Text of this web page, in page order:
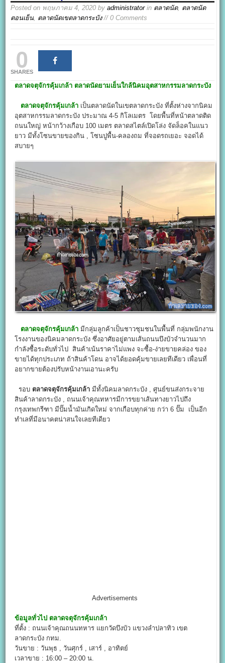
Posted on พฤษภาคม 4, 2020 byadministratorin ตลาดนัด, ตลาดนัด
ตอนเย็น, ตลาดนัดเขตลาดกระบัง// 0 Comments
0
SHARES
ตลาดจตุจักรคุ้มเกล้า ตลาดนัดยามเย็นใกล้นิคมอุตสาหกรรมลาดกระบัง
ตลาดจตุจักรคุ้มเกล้า เป็นตลาดนัดในเขตลาดกระบัง ที่ตั้งห่างจากนิคม
อุตสาหกรรมลาดกระบัง ประมาณ 4-5 กิโลเมตร โดยพื้นที่หน้าตลาดติด
ถนนใหญ่ หน้ากว้างเกือบ 100 เมตร ตลาดสไตล์เปิดโล่ง จัดล็อคในแนว
ยาว มีทั้งโซนขายของกิน , โซนปูพื้น-คลองถม ที่จอดรถเยอะ จอดได้
สบายๆ
ตลาดจตุจักรคุ้มเกล้า มีกลุ่มลูกค้าเป็นชาวชุมชนในพื้นที่ กลุ่มพนักงาน
โรงงานของนิคมลาดกระบัง ซึ่งอาศัยอยู่ตามเส้นถนนบึงบัวจำนวนมาก
กำลังซื้อระดับทั่วไป สินค้าเน้นราคาไม่แพง จะซื้อ-ง่ายขายคล่อง ของ
ขายได้ทุกประเภท ถ้าสินค้าโดน อาจได้ยอดคุ้มขายเลยทีเดียว เพื่อนที่
อยากขายต้องปรับหน้างานเอานะครับ
รอบ ตลาดจตุจักรคุ้มเกล้า มีทั้งนิคมลาดกระบัง , ศูนย์ขนส่งกระจาย
สินค้าลาดกระบัง , ถนนเจ้าคุณทหารมีการขยาเส้นทางยาวไปถึง
กรุงเทพกรีฑา มีปั๊มน้ำมันเกิดใหม่ จากเกือบทุกค่าย กว่า 6 ปั๊ม เป็นอีก
ทำเลที่มีอนาคตน่าสนใจเลยทีเดียว
Advertisements
ข้อมูลทั่วไป ตลาดจตุจักรคุ้มเกล้า
ที่ตั้ง : ถนนเจ้าคุณถนนทหาร แยกวัดบึงบัว แขวงลำปลาทิว เขต
ลาดกระบัง กทม.
วันขาย : วันพุธ , วันศุกร์ , เสาร์ , อาทิตย์
เวลาขาย : 16:00 – 20:00 น.